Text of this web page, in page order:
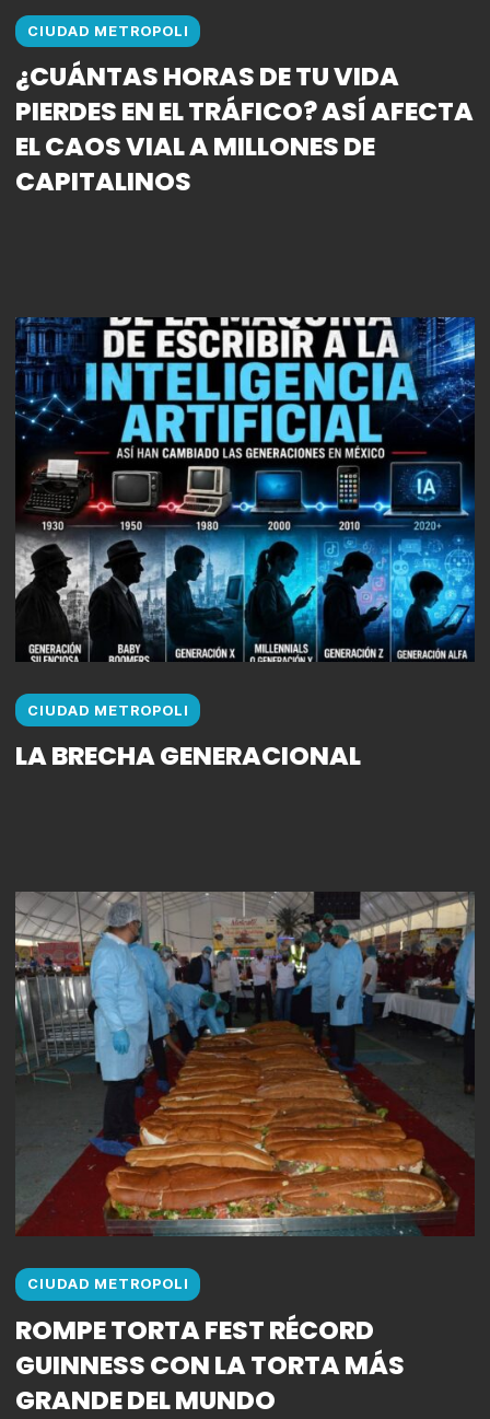
CIUDAD METROPOLI
¿CUÁNTAS HORAS DE TU VIDA
PIERDES EN EL TRÁFICO? ASÍ AFECTA
EL CAOS VIAL A MILLONES DE
CAPITALINOS
CIUDAD METROPOLI
LA BRECHA GENERACIONAL
CIUDAD METROPOLI
ROMPE TORTA FEST RÉCORD
GUINNESS CON LA TORTA MÁS
GRANDE DEL MUNDO